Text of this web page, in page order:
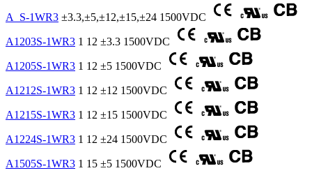
A_S-1WR3 ±3.3,±5,±12,±15,±24 1500VDC
A1203S-1WR3 1 12 ±3.3 1500VDC
A1205S-1WR3 1 12 ±5 1500VDC
A1212S-1WR3 1 12 ±12 1500VDC
A1215S-1WR3 1 12 ±15 1500VDC
A1224S-1WR3 1 12 ±24 1500VDC
A1505S-1WR3 1 15 ±5 1500VDC